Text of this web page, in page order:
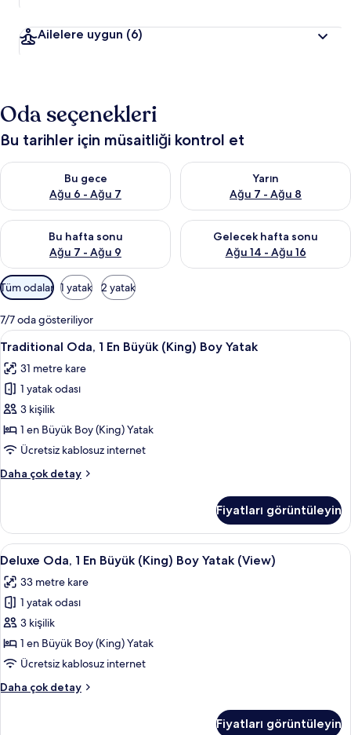
Ailelere uygun (6)
Oda seçenekleri
Bu tarihler için müsaitliği kontrol et
Bu gece
Ağu 6 - Ağu 7
Bu gece için müsaitliği kontrol et Ağu 6 - Ağu 7
Yarın
Ağu 7 - Ağu 8
Yarın için müsaitliği kontrol
Bu hafta sonu
Ağu 7 - Ağu 9
Bu hafta sonu için müsaitliği kontrol et Ağu 7 - Ağu 9
Gelecek hafta sonu
Ağu 14 - Ağu 16
Önümüzdeki hafta sonu için
Odalar
için
mevcut
filtreler
Tüm odalar 1 yatak 2 yatak
7/7 oda gösteriliyor
Traditional
Oda,
1
En
Büyük
(King)
Boy
için
görün
Kaliteli yatak takımı, kuştüyü yorgan,
4
Traditional Oda, 1 En Büyük (King) Boy Yatak
31 metre kare
1 yatak odası
3 kişilik
1 en Büyük Boy (King) Yatak
Ücretsiz kablosuz internet
Daha çok detay
Traditional
Büyük
(King)
Boy
hakkında
daha
fazla
detay
Fiyatları görüntüleyin
Deluxe
Oda,
1
En
Büyük
(King)
Boy
(View)
Kaliteli yatak takımı, kuştüyü yorgan,
6
Deluxe Oda, 1 En Büyük (King) Boy Yatak (View)
33 metre kare
1 yatak odası
3 kişilik
1 en Büyük Boy (King) Yatak
Ücretsiz kablosuz internet
Daha çok detay
Deluxe
Fiyatları görüntüleyin